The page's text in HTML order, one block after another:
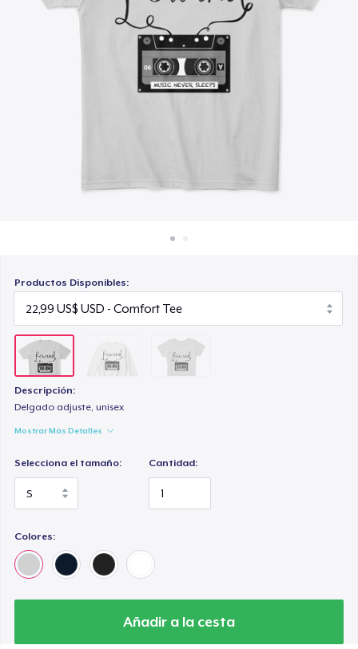
Venda en todas partes
Venda lo que sea
Productos Disponibles:
Descripción:
Delgado adjuste, unisex
Mostrar Más Detalles
Selecciona el tamaño: Cantidad:
Colores:
Añadir a la cesta
22,99 US$